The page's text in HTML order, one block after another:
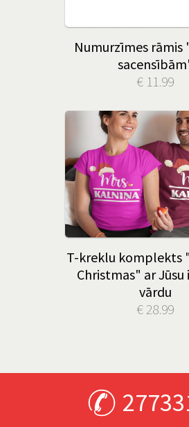
Numurzīmes rāmis
€ 11.99
T-kreklu komplekts
Christmas" ar
vārdu
€ 28.99